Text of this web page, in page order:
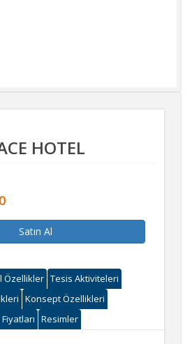
HOTEL
Satın Al
Özellikler Tesis Aktiviteleri
Konsept Özellikleri
Resimler